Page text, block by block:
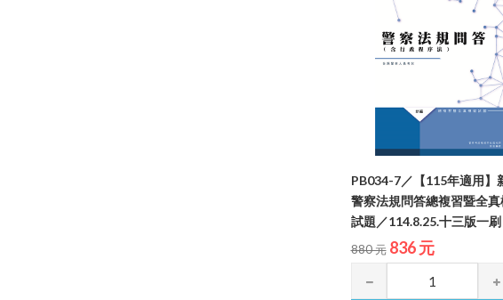
PB034-7／【115年適用】
警察法規問答總複習暨全真
試題／114.8.25.十三版一刷
880 元 836 元